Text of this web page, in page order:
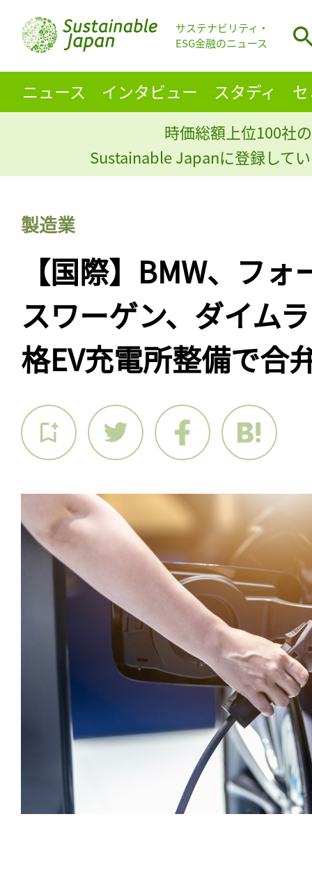
サステナビリティ・
ESG金融のニュース
ニュース インタビュー スタディ
時価総額上位100社
Sustainable Japanに登録して
製造業
【国際】BMW、フ
スワーゲン、ダイム
格EV充電所整備で合